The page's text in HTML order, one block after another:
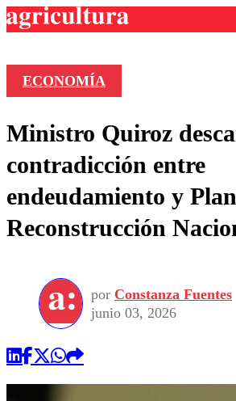
Frecuencias
Agricultura TV
Deportes
Colo Colo
Motor
Torneo Internacional
Torneo Nacional
Entretención
Noticias
Internacional
Nacional
Vida Social
Programas
Comercial
ECONOMÍA
Ministro Quiroz
contradicción entre
endeudamiento y
Reconstrucción
por Constanza Fuentes
junio 03, 2026